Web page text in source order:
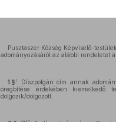
Pusztaszer Község Képviselő-
adományozásáról az alábbi rendeletet
1.§ 1
Díszpolgári cím annak
öregbítése érdekében
dolgozik/dolgozott.